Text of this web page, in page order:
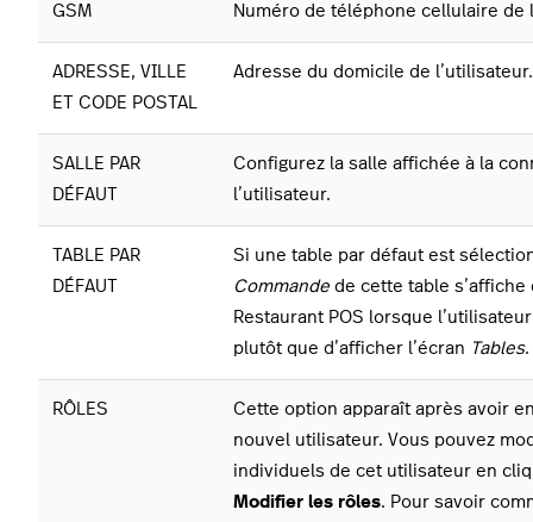
GSM Numéro de téléphone cellulaire de
ADRESSE, VILLE
ET CODE POSTAL
Adresse du domicile de l’utilisateur.
SALLE PAR
DÉFAUT
Configurez la salle affichée à la
l’utilisateur.
TABLE PAR
DÉFAUT
Si une table par défaut est
Commande de cette table s’affiche
Restaurant POS lorsque
plutôt que d’afficher l’écran Tables.
RÔLES
Cette option apparaît après avoir
nouvel utilisateur. Vous pouvez
individuels de cet utilisateur en
Modifier les rôles. Pour savoir